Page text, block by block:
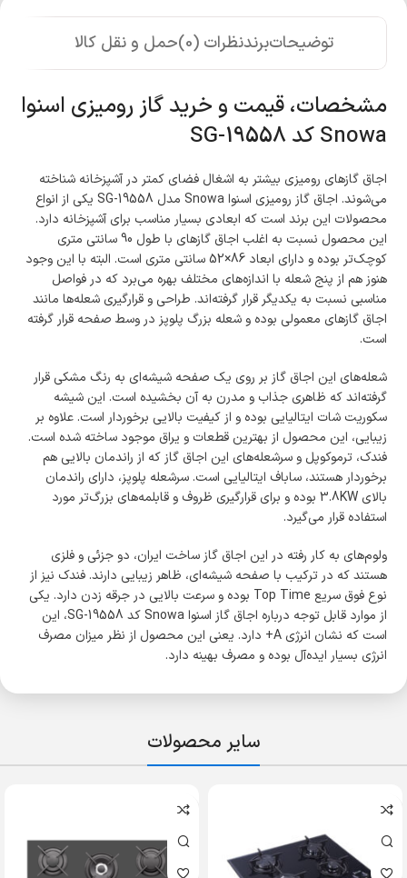
توضیحاتبرندنظرات (0) حمل و نقل کالا
مشخصات، قیمت و خرید گاز رومیزی اسنوا
Snowa کد SG-19558
اجاق گازهای رومیزی بیشتر به اشغال فضای کمتر در آشپزخانه شناخته
می‌شوند. اجاق گاز رومیزی اسنوا Snowa مدل SG-19558 یکی از انواع
محصولات این برند است که ابعادی بسیار مناسب برای آشپزخانه دارد.
این محصول نسبت به اغلب اجاق گازهای با طول 90 سانتی متری
کوچک‌تر بوده و دارای ابعاد 86×52 سانتی متری است. البته با این وجود
هنوز هم از پنج شعله با اندازه‌های مختلف بهره می‌برد که در فواصل
مناسبی نسبت به یکدیگر قرار گرفته‌اند. طراحی و قرارگیری شعله‌ها مانند
اجاق گازهای معمولی بوده و شعله بزرگ پلوپز در وسط صفحه قرار گرفته
است.
شعله‌های این اجاق گاز بر روی یک صفحه شیشه‌ای به رنگ مشکی قرار
گرفته‌اند که ظاهری جذاب و مدرن به آن بخشیده است. این شیشه
سکوریت شات ایتالیایی بوده و از کیفیت بالایی برخوردار است. علاوه بر
زیبایی، این محصول از بهترین قطعات و یراق موجود ساخته شده است.
فندک، ترموکوپل و سرشعله‌های این اجاق گاز که از راندمان بالایی هم
برخوردار هستند، ساباف ایتالیایی است. سرشعله پلوپز، دارای راندمان
بالای 3.8KW بوده و برای قرارگیری ظروف و قابلمه‌های بزرگ‌تر مورد
استفاده قرار می‌گیرد.
ولوم‌های به کار رفته در این اجاق گاز ساخت ایران، دو جزئی و فلزی
هستند که در ترکیب با صفحه شیشه‌ای، ظاهر زیبایی دارند. فندک نیز از
نوع فوق سریع Top Time بوده و سرعت بالایی در جرقه زدن دارد. یکی
از موارد قابل توجه درباره اجاق گاز اسنوا Snowa کد SG-19558، این
است که نشان انرژی A+ دارد. یعنی این محصول از نظر میزان مصرف
انرژی بسیار ایده‌آل بوده و مصرف بهینه دارد.
سایر محصولات